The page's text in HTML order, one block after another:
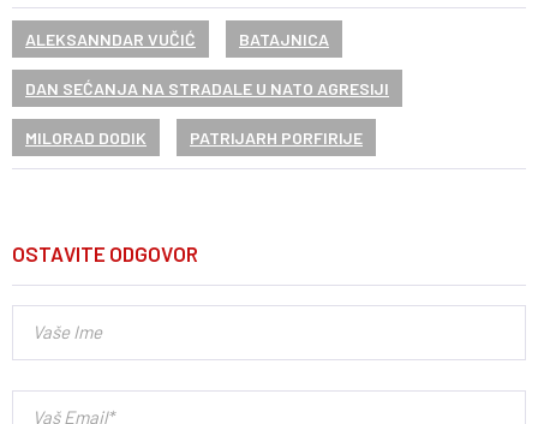
ALEKSANNDAR VUČIĆ BATAJNICA
DAN SEĆANJA NA STRADALE U NATO AGRESIJI
MILORAD DODIK PATRIJARH PORFIRIJE
OSTAVITE ODGOVOR